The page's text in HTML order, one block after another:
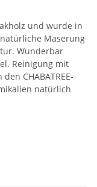
und wurde in
Maserung
Wunderbar
Reinigung mit
CHABATREE-
natürlich